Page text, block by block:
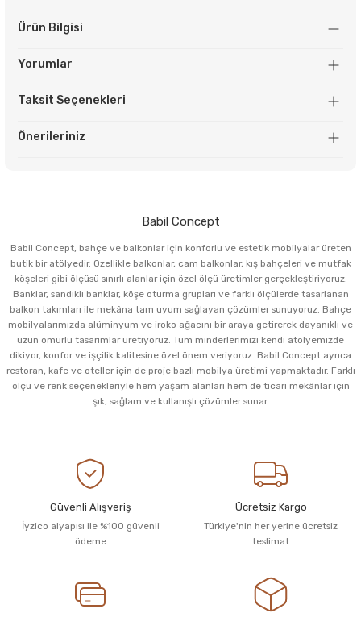
Ürün Bilgisi
Yorumlar
Taksit Seçenekleri
Önerileriniz
Babil Concept
Babil Concept, bahçe ve balkonlar için konforlu ve estetik mobilyalar üreten
butik bir atölyedir. Özellikle balkonlar, cam balkonlar, kış bahçeleri ve mutfak
köşeleri gibi ölçüsü sınırlı alanlar için özel ölçü üretimler gerçekleştiriyoruz.
Banklar, sandıklı banklar, köşe oturma grupları ve farklı ölçülerde tasarlanan
balkon takımları ile mekâna tam uyum sağlayan çözümler sunuyoruz. Bahçe
mobilyalarımızda alüminyum ve iroko ağacını bir araya getirerek dayanıklı ve
uzun ömürlü tasarımlar üretiyoruz. Tüm minderlerimizi kendi atölyemizde
dikiyor, konfor ve işçilik kalitesine özel önem veriyoruz. Babil Concept ayrıca
restoran, kafe ve oteller için de proje bazlı mobilya üretimi yapmaktadır. Farklı
ölçü ve renk seçenekleriyle hem yaşam alanları hem de ticari mekânlar için
şık, sağlam ve kullanışlı çözümler sunar.
Güvenli Alışveriş
İyzico alyapısı ile %100 güvenli
ödeme
Ücretsiz Kargo
Türkiye'nin her yerine ücretsiz
teslimat